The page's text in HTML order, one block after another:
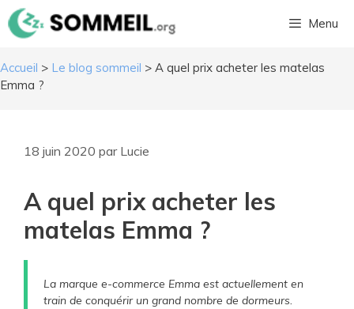
Aller
au
Menu
Accueil > Le blog sommeil > A quel prix acheter les matelas
Emma ?
18 juin 2020 par Lucie
​A quel prix acheter les
matelas Emma ?
La marque e-commerce Emma est actuellement en
train de conquérir un grand nombre de dormeurs.